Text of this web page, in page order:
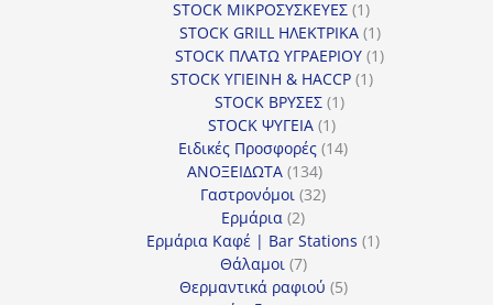
STOCK ΜΙΚΡΟΣΥΣΚΕΥΕΣ 11
προϊόν
STOCK GRILL ΗΛΕΚΤΡΙΚΑ 11
προϊόν
STOCK ΠΛΑΤΩ ΥΓΡΑΕΡΙΟΥ 11
STOCK ΥΓΙΕΙΝΗ & HACCP 11
STOCK ΒΡΥΣΕΣ 11
STOCK ΨΥΓΕΙΑ 11
προϊόν
Ειδικές Προσφορές 1414
ΑΝΟΞΕΙΔΩΤΑ 134134
προϊόντα
Γαστρονόμοι 3232
Ερμάρια 22
προϊόντα
Ερμάρια Καφέ | Bar Stations 11
Θάλαμοι 77
προϊόντα
Θερμαντικά ραφιού 55